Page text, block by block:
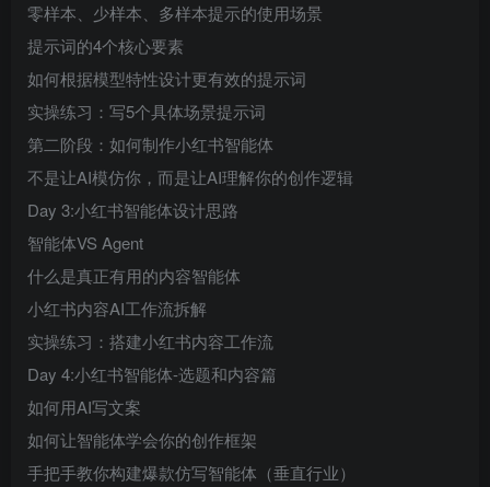
零样本、少样本、多样本提示的使用场景
提示词的4个核心要素
如何根据模型特性设计更有效的提示词
实操练习：写5个具体场景提示词
第二阶段：如何制作小红书智能体
不是让AI模仿你，而是让AI理解你的创作逻辑
Day 3:小红书智能体设计思路
智能体VS Agent
什么是真正有用的内容智能体
小红书内容AI工作流拆解
实操练习：搭建小红书内容工作流
Day 4:小红书智能体-选题和内容篇
如何用AI写文案
如何让智能体学会你的创作框架
手把手教你构建爆款仿写智能体（垂直行业）